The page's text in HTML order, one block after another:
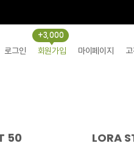
로그인 회원가입
+3,000
마이페이지
50 LORA